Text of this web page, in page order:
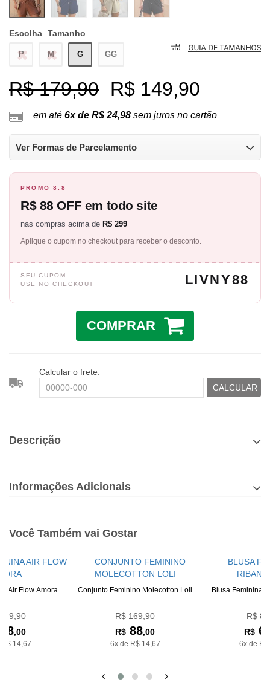
Escolha Tamanho
P M G GG
R$ 179,90 R$ 149,90
em até 6x de R$ 24,98 sem juros no cartão
Ver Formas de Parcelamento
PROMO 8.8
R$ 88 OFF em todo site
nas compras acima de R$ 299
Aplique o cupom no checkout para receber o desconto.
SEU CUPOM
USE NO CHECKOUT
LIVNY88
COMPRAR
Calcular o frete:
CALCULAR
Descrição
Informações Adicionais
Você Também vai Gostar
Air Flow Amora
,00
14,67
Conjunto Feminino Molecotton Loli
R$ 169,90
R$ 88,00
6x de R$ 14,67
Blusa Feminina
R$
R$
6x de